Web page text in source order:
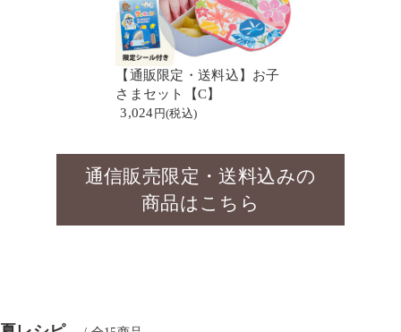
【通販限定・送料込】お子
さまセット【C】
3,024
通信販売限定・送料込みの
商品はこちら